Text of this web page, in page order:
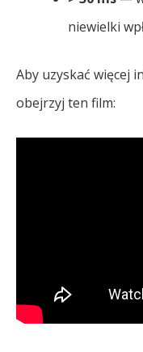
niewielki
Aby uzyskać więcej
obejrzyj ten film: